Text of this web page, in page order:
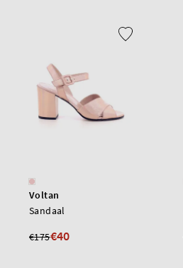
Voltan
Sandaal
€175€40